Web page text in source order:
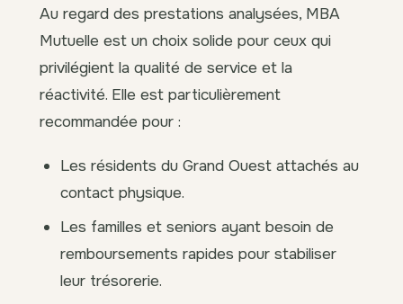
Au regard des prestations analysées, MBA
Mutuelle est un choix solide pour ceux qui
privilégient la qualité de service et la
réactivité. Elle est particulièrement
recommandée pour :
Les résidents du Grand Ouest attachés au
contact physique.
Les familles et seniors ayant besoin de
remboursements rapides pour stabiliser
leur trésorerie.